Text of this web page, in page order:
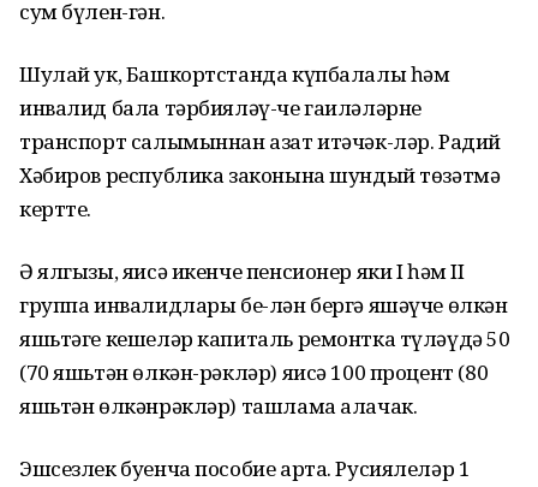
сум бүлен-гән.
Шулай ук, Башкортстанда күпбалалы һәм
инвалид бала тәрбияләү-че гаилә­ләрне
транспорт салымыннан азат итәчәк-ләр. Радий
Хәбиров республика законына шундый төзәтмә
кертте.
Ә ялгызы, яисә икенче пенсионер яки I һәм II
группа инвалидлары бе-лән бергә яшәүче өлкән
яшьтәге кешеләр капиталь ремонтка түләүдә 50
(70 яшьтән өлкән-рәкләр) яисә 100 процент (80
яшьтән өлкәнрәк­ләр) ташлама алачак.
Эшсезлек буенча пособие арта. Русиялеләр 1